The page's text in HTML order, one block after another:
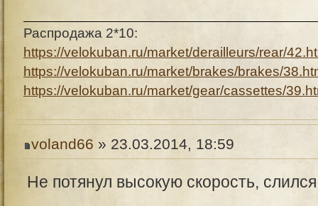
Распродажа 2*10:
https://velokuban.ru/market/derailleurs/rear/
https://velokuban.ru/market/brakes/brakes/
https://velokuban.ru/market/gear/cassettes/
voland66 » 23.03.2014, 18:59
Не потянул высокую скорость,